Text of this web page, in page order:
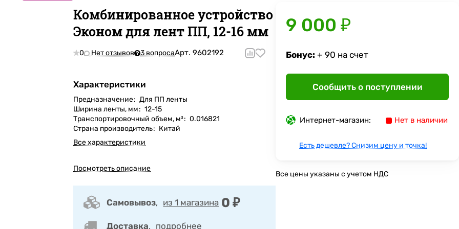
Комбинированное устройство
Эконом для лент ПП, 12-16 мм
0 Нет отзывов 3 вопросаАрт.9602192
Характеристики
Предназначение: Для ПП ленты
Ширина ленты, мм: 12-15
Транспортировочный объем, м³: 0.016821
Страна производитель: Китай
Все характеристики
Посмотреть описание
Самовывоз, из 1 магазина 0 ₽
Доставка, подробнее
9 000 ₽
Бонус: + 90 на счет
Сообщить о поступлении
Интернет-магазин: Нет в наличии
Есть дешевле? Снизим цену и точка!
Все цены указаны с учетом НДС